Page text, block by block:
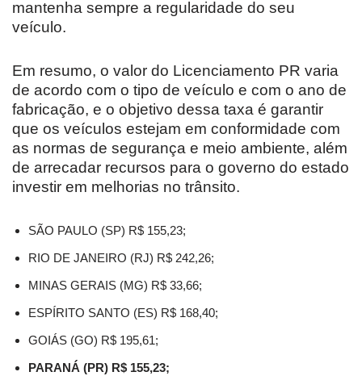
mantenha sempre a regularidade do seu
veículo.
Em resumo, o valor do Licenciamento PR varia
de acordo com o tipo de veículo e com o ano de
fabricação, e o objetivo dessa taxa é garantir
que os veículos estejam em conformidade com
as normas de segurança e meio ambiente, além
de arrecadar recursos para o governo do estado
investir em melhorias no trânsito.
SÃO PAULO (SP) R$ 155,23;
RIO DE JANEIRO (RJ) R$ 242,26;
MINAS GERAIS (MG) R$ 33,66;
ESPÍRITO SANTO (ES) R$ 168,40;
GOIÁS (GO) R$ 195,61;
PARANÁ (PR) R$ 155,23;